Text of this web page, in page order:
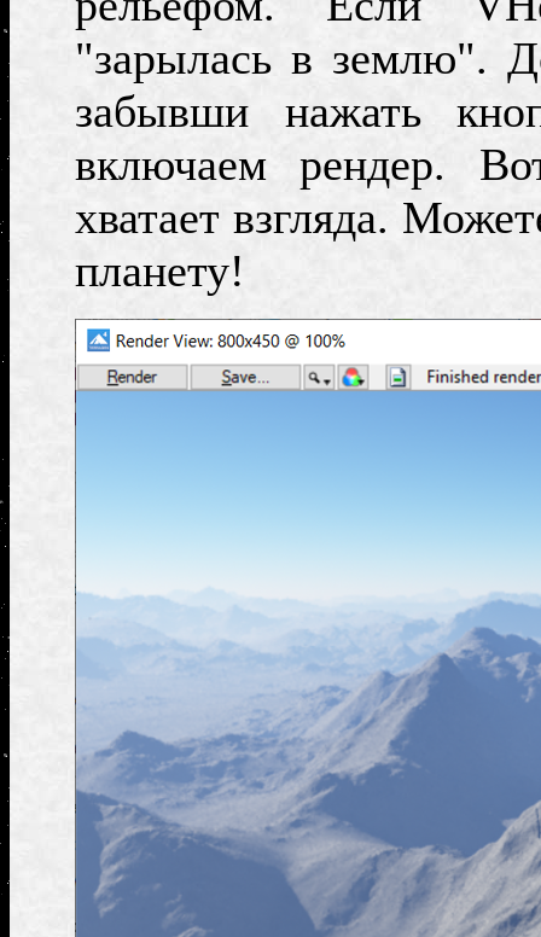
"зарылась в землю".
забывши нажать
включаем рендер.
хватает взгляда.
планету!